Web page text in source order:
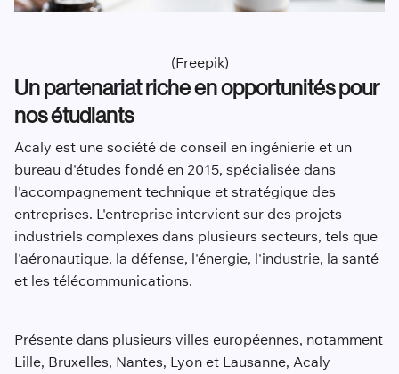
(Freepik)
Un partenariat riche en opportunités pour
nos étudiants
Acaly est une société de conseil en ingénierie et un
bureau d'études fondé en 2015, spécialisée dans
l'accompagnement technique et stratégique des
entreprises. L'entreprise intervient sur des projets
industriels complexes dans plusieurs secteurs, tels que
l'aéronautique, la défense, l'énergie, l'industrie, la santé
et les télécommunications.
Présente dans plusieurs villes européennes, notamment
Lille, Bruxelles, Nantes, Lyon et Lausanne, Acaly